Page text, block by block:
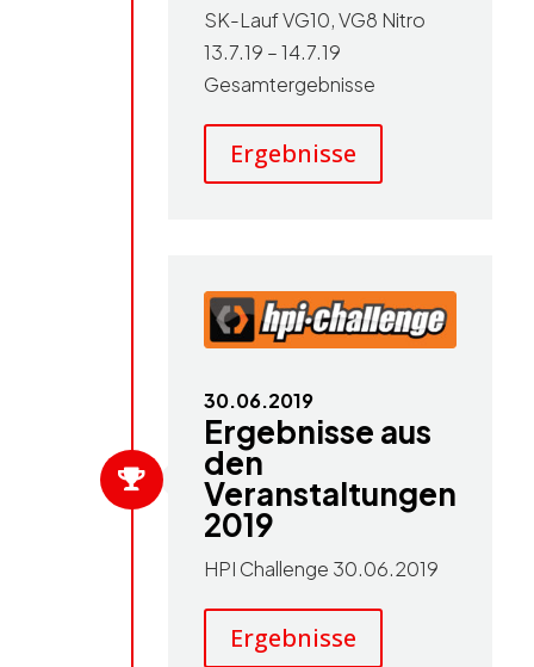
SK-Lauf VG10, VG8 Nitro
13.7.19 – 14.7.19
Gesamtergebnisse
Ergebnisse

30.06.2019
Ergebnisse aus
den
Veranstaltungen
2019
HPI Challenge 30.06.2019
Ergebnisse